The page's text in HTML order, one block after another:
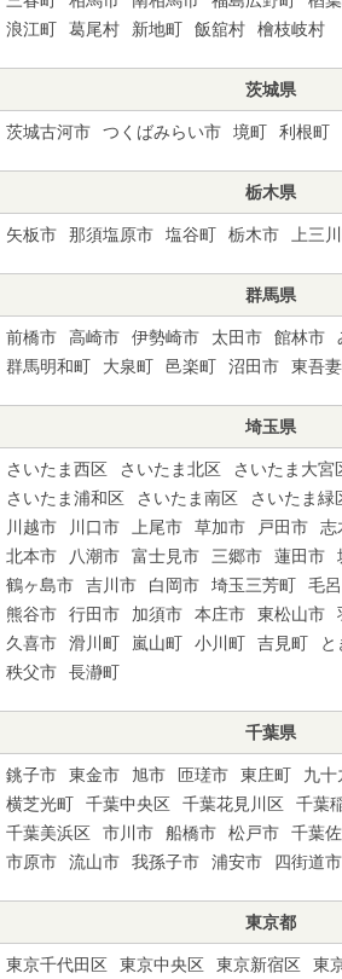
浪江町
葛尾村 新地町 飯舘村 檜枝岐村
茨城県
茨城古河市 つくばみらい市 境町 利根町
栃木県
矢板市 那須塩原市 塩谷町 栃木市 上三
群馬県
前橋市 高崎市 伊勢崎市 太田市 館林市
群馬明和町
大泉町 邑楽町 沼田市 東吾
埼玉県
さいたま西区 さいたま北区 さいたま大宮
さいたま浦和区
さいたま南区 さいたま緑
川越市
川口市 上尾市 草加市 戸田市 志
北本市
八潮市 富士見市 三郷市 蓮田市
鶴ヶ島市
吉川市 白岡市 埼玉三芳町 毛
熊谷市
行田市 加須市 本庄市 東松山市
久喜市
滑川町 嵐山町 小川町 吉見町
秩父市
長瀞町
千葉県
銚子市 東金市 旭市 匝瑳市 東庄町 九十
横芝光町
千葉中央区 千葉花見川区 千葉
千葉美浜区
市川市 船橋市 松戸市 千葉
市原市
流山市 我孫子市 浦安市 四街道市
東京都
東京千代田区 東京中央区 東京新宿区 東